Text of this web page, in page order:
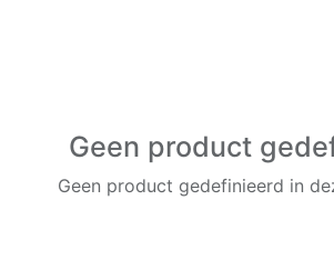
Geen product
Geen product gedefinieerd in